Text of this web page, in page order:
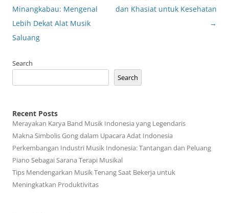
navigation
Minangkabau: Mengenal
Lebih Dekat Alat Musik
Saluang
dan Khasiat untuk Kesehatan
→
Search
Search
Recent Posts
Merayakan Karya Band Musik Indonesia yang Legendaris
Makna Simbolis Gong dalam Upacara Adat Indonesia
Perkembangan Industri Musik Indonesia: Tantangan dan Peluang
Piano Sebagai Sarana Terapi Musikal
Tips Mendengarkan Musik Tenang Saat Bekerja untuk
Meningkatkan Produktivitas